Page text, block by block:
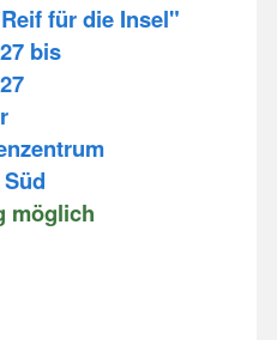
für die Insel"
bis
möglich